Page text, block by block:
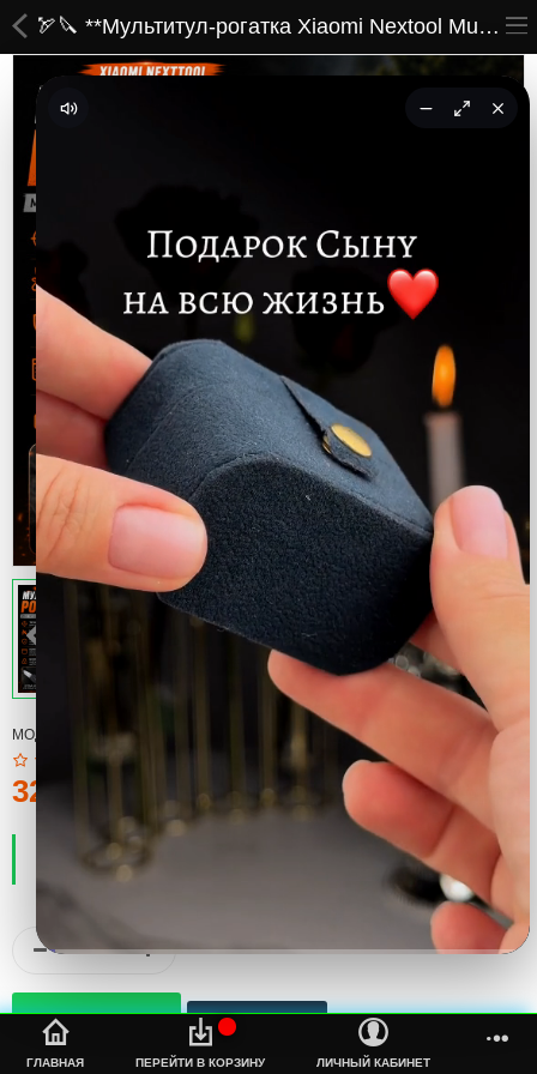
ВСЕ ТОВАРЫ
Бейсболки
Гравировка
CoolPass
ГЛАВНАЯ
%s
ПЕРЕЙТИ В КОРЗИНУ ЛИЧНЫЙ КАБИНЕТ
🏹🔪 **Мультитул-рогатка Xiaomi Nextool Multifunction Slingshot (NE20058) — Универсальный нож и точная рогатка в одном эргономичном корпусе!** 🔪🏹
МОДЕЛЬ: COOL
320тмт.
ПРОИЗВОДИТЕЛЬ:
НАЛИЧИЕ:
ЕСТЬ В НАЛИЧИИ